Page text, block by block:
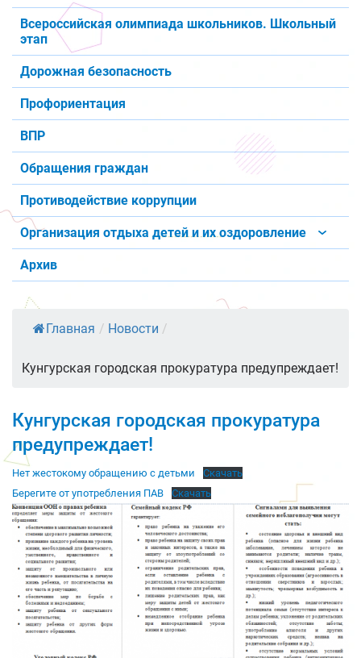
Всероссийская олимпиада школьников. Школьный
этап
Дорожная безопасность
Профориентация
ВПР
Обращения граждан
Противодействие коррупции
Организация отдыха детей и их оздоровление
Архив
Главная / Новости /
Кунгурская городская прокуратура предупреждает!
Кунгурская городская прокуратура
предупреждает!
Нет жестокому обращению с детьми
Скачать
Берегите от употребления ПАВ
Скачать